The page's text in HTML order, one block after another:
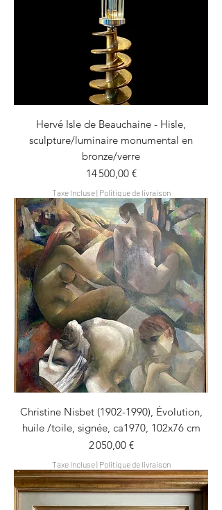
Hervé Isle de Beauchaine - Hisle,
sculpture/luminaire monumental en
bronze/verre
Prix
14 500,00 €
Taxe Incluse| Politique de livraison
Christine Nisbet (1902-1990), Évolution,
huile /toile, signée, ca1970, 102x76 cm
Prix
2 050,00 €
Taxe Incluse| Politique de livraison